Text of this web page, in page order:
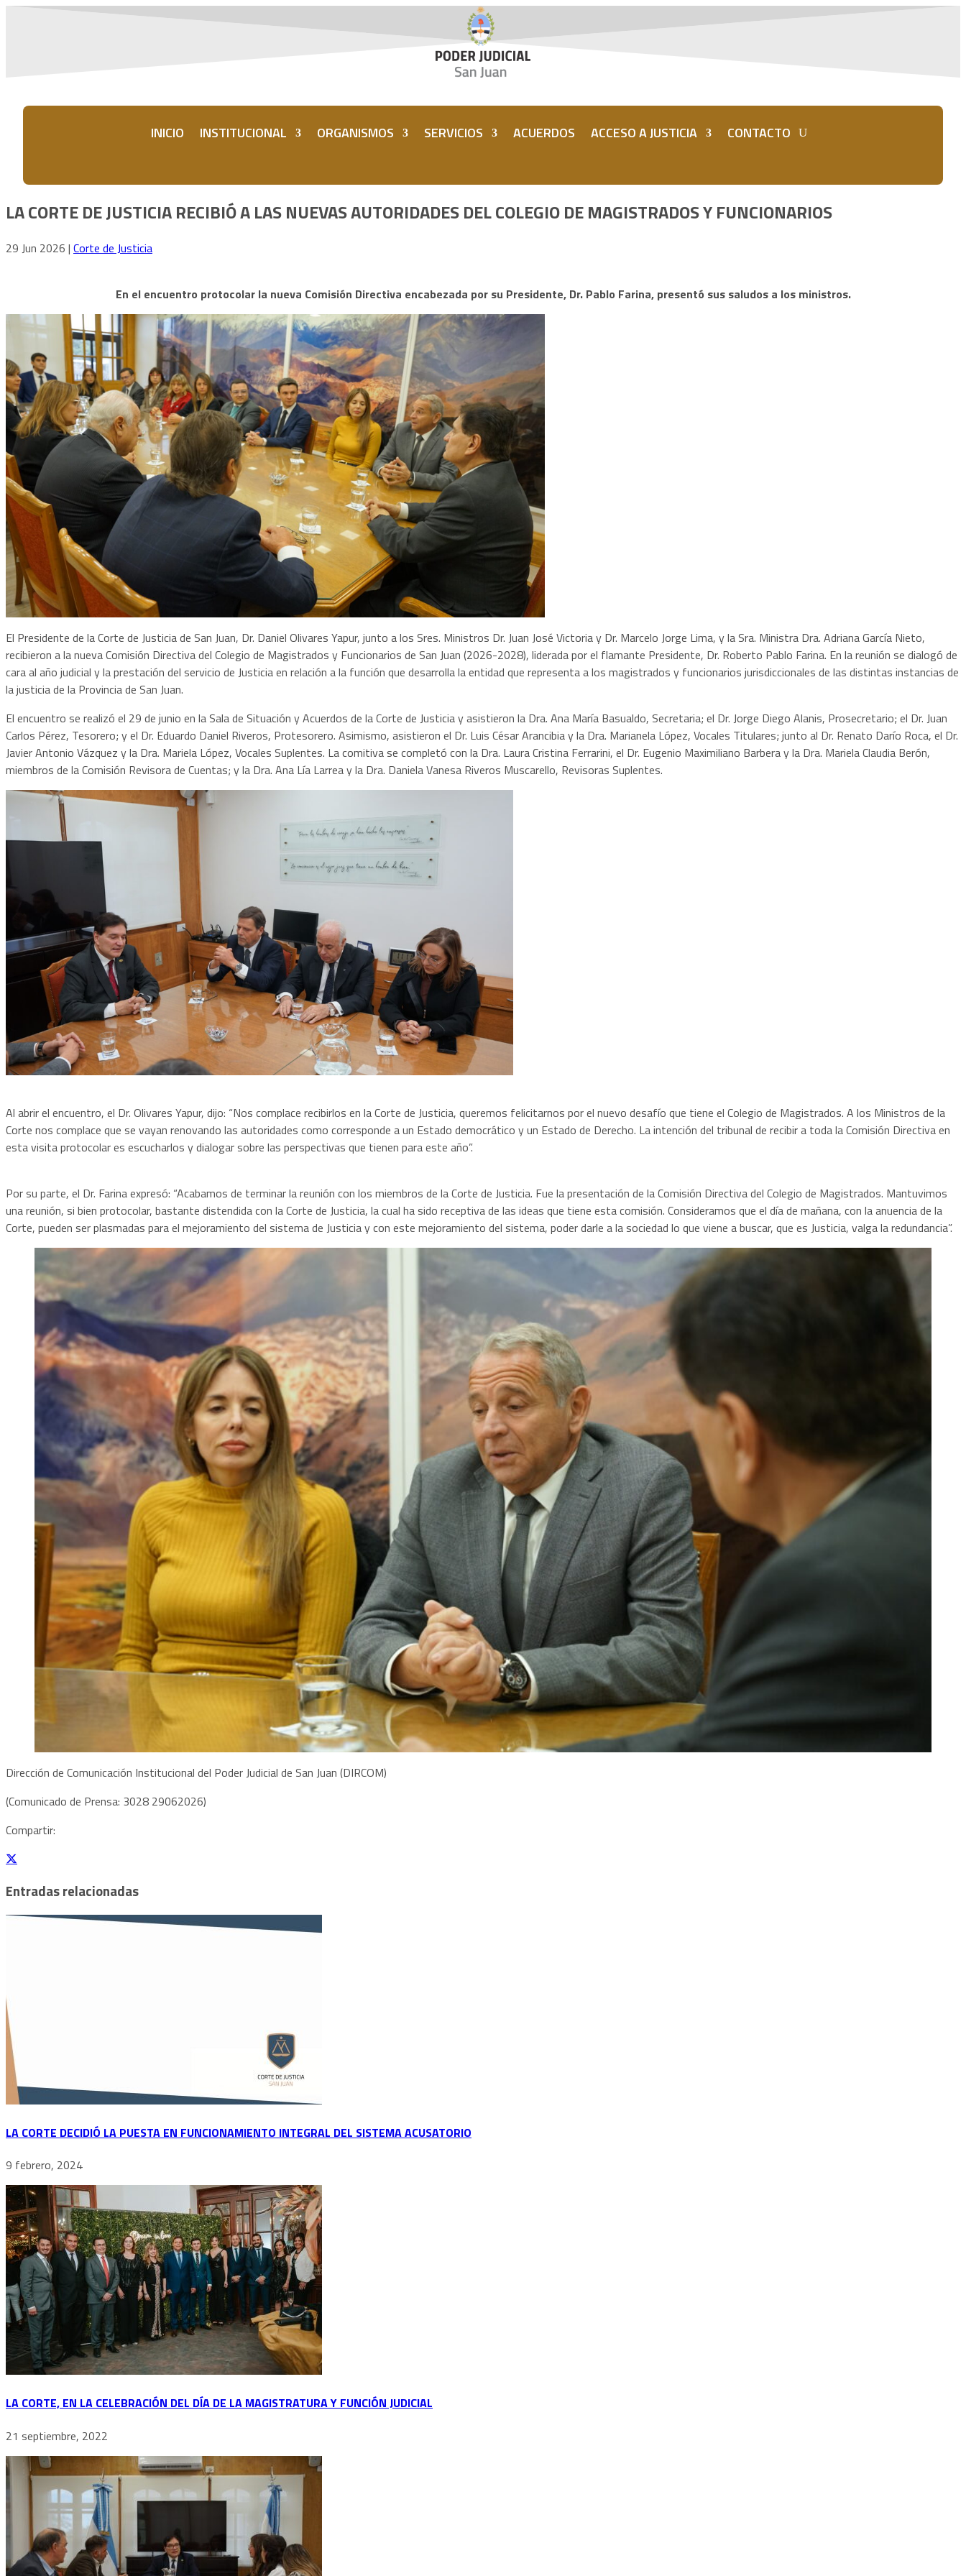
INICIO INSTITUCIONAL ORGANISMOS SERVICIOS ACUERDOS ACCESO A JUSTICIA CONTACTO
LA CORTE DE JUSTICIA RECIBIÓ A LAS NUEVAS AUTORIDADES DEL COLEGIO DE MAGISTRADOS Y FUNCIONARIOS
29 Jun 2026 | Corte de Justicia
En el encuentro protocolar la nueva Comisión Directiva encabezada por su Presidente, Dr. Pablo Farina, presentó sus saludos a los ministros.
El Presidente de la Corte de Justicia de San Juan, Dr. Daniel Olivares Yapur, junto a los Sres. Ministros Dr. Juan José Victoria y Dr. Marcelo Jorge Lima, y la Sra. Ministra Dra. Adriana García Nieto,
recibieron a la nueva Comisión Directiva del Colegio de Magistrados y Funcionarios de San Juan (2026-2028), liderada por el flamante Presidente, Dr. Roberto Pablo Farina. En la reunión se dialogó de
cara al año judicial y la prestación del servicio de Justicia en relación a la función que desarrolla la entidad que representa a los magistrados y funcionarios jurisdiccionales de las distintas instancias de
la justicia de la Provincia de San Juan.
El encuentro se realizó el 29 de junio en la Sala de Situación y Acuerdos de la Corte de Justicia y asistieron la Dra. Ana María Basualdo, Secretaria; el Dr. Jorge Diego Alanis, Prosecretario; el Dr. Juan
Carlos Pérez, Tesorero; y el Dr. Eduardo Daniel Riveros, Protesorero. Asimismo, asistieron el Dr. Luis César Arancibia y la Dra. Marianela López, Vocales Titulares; junto al Dr. Renato Darío Roca, el Dr.
Javier Antonio Vázquez y la Dra. Mariela López, Vocales Suplentes. La comitiva se completó con la Dra. Laura Cristina Ferrarini, el Dr. Eugenio Maximiliano Barbera y la Dra. Mariela Claudia Berón,
miembros de la Comisión Revisora de Cuentas; y la Dra. Ana Lía Larrea y la Dra. Daniela Vanesa Riveros Muscarello, Revisoras Suplentes.
Al abrir el encuentro, el Dr. Olivares Yapur, dijo: “Nos complace recibirlos en la Corte de Justicia, queremos felicitarnos por el nuevo desafío que tiene el Colegio de Magistrados. A los Ministros de la
Corte nos complace que se vayan renovando las autoridades como corresponde a un Estado democrático y un Estado de Derecho. La intención del tribunal de recibir a toda la Comisión Directiva en
esta visita protocolar es escucharlos y dialogar sobre las perspectivas que tienen para este año”.
Por su parte, el Dr. Farina expresó: “Acabamos de terminar la reunión con los miembros de la Corte de Justicia. Fue la presentación de la Comisión Directiva del Colegio de Magistrados. Mantuvimos
una reunión, si bien protocolar, bastante distendida con la Corte de Justicia, la cual ha sido receptiva de las ideas que tiene esta comisión. Consideramos que el día de mañana, con la anuencia de la
Corte, pueden ser plasmadas para el mejoramiento del sistema de Justicia y con este mejoramiento del sistema, poder darle a la sociedad lo que viene a buscar, que es Justicia, valga la redundancia”.
Dirección de Comunicación Institucional del Poder Judicial de San Juan (DIRCOM)
(Comunicado de Prensa: 3028 29062026)
Compartir:
Entradas relacionadas
LA CORTE DECIDIÓ LA PUESTA EN FUNCIONAMIENTO INTEGRAL DEL SISTEMA ACUSATORIO
9 febrero, 2024
LA CORTE, EN LA CELEBRACIÓN DEL DÍA DE LA MAGISTRATURA Y FUNCIÓN JUDICIAL
21 septiembre, 2022